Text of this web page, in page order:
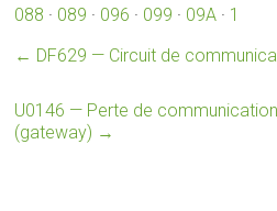
088 · 089 · 096 · 099 · 09A · 1
← DF629 — Circuit de
U0146 — Perte de
(gateway) →